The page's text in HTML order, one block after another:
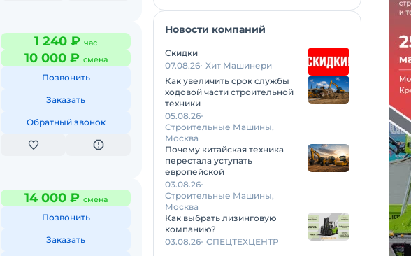
1 240 ₽ час
10 000 ₽ смена
Позвонить
Заказать
Обратный звонок
14 000 ₽ смена
Позвонить
Заказать
Новости компаний
Скидки
07.08.26 Хит Машинери
Как увеличить срок службы
ходовой части строительной
техники
05.08.26
Строительные Машины,
Москва
Почему китайская техника
перестала уступать
европейской
03.08.26
Строительные Машины,
Москва
Как выбрать лизинговую
компанию?
03.08.26 СПЕЦТЕХЦЕНТР